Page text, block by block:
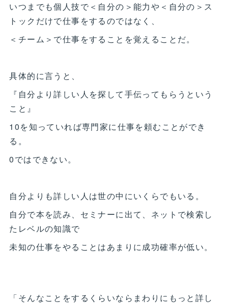
いつまでも個人技で＜自分の＞能力や＜自分の＞ス
トックだけで仕事をするのではなく、
＜チーム＞で仕事をすることを覚えることだ。
具体的に言うと、
『自分より詳しい人を探して手伝ってもらうという
こと』
10を知っていれば専門家に仕事を頼むことができ
る。
0ではできない。
自分よりも詳しい人は世の中にいくらでもいる。
自分で本を読み、セミナーに出て、ネットで検索し
たレベルの知識で
未知の仕事をやることはあまりに成功確率が低い。
「そんなことをするくらいならまわりにもっと詳し